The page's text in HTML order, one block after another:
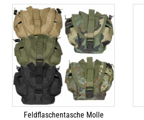
Feldflaschentasche Molle